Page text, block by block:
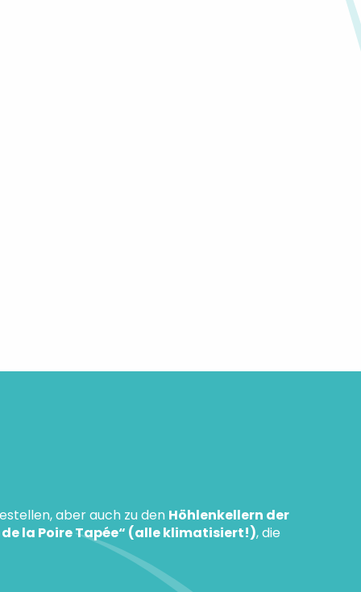
aber auch zu den Höhlenkellern der
la Poire Tapée“ (alle klimatisiert!), die